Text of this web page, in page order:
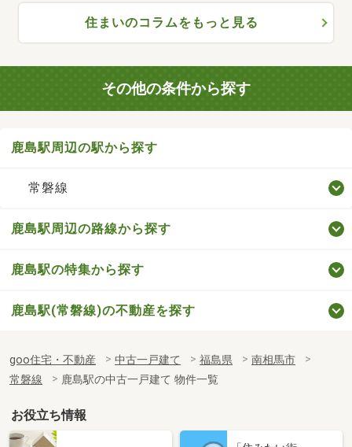
住まいのコラムをもっと見る
その他の条件から探す
鹿島駅周辺の駅から探す
常磐線
鹿島駅周辺の路線から探す
鹿島駅の特集から探す
鹿島駅(常磐線)の不動産を探す
goo住宅・不動産 中古一戸建て 福島県
南相馬市
常磐線
鹿島駅の中古一戸建て 物件一覧
お役立ち情報